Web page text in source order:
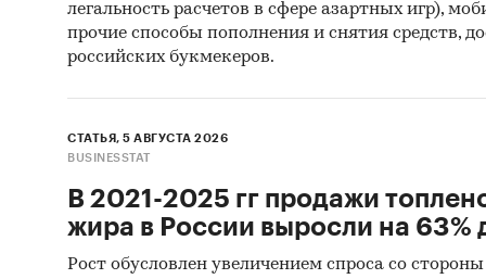
Отчет
Россия
легальность расчетов в сфере азартных игр),
прочие способы пополнения и снятия средств,
российских букмекеров.
СТАТЬЯ, 5 АВГУСТА 2026
BUSINESSTAT
В 2021-2025 гг продажи
жира в России выросли на 63%
Рост обусловлен увеличением спроса со